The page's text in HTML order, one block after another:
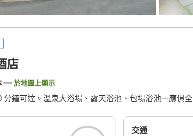
店
於地圖上顯示
分鐘可達。溫泉大浴場、露天浴池、包場浴池一應俱
交通